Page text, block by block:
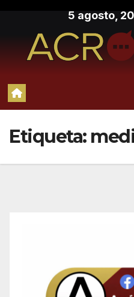
contenido
5 agosto,
Etiqueta: